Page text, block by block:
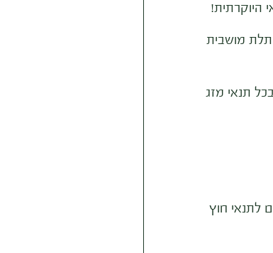
היוקרתית!
מושבית
תנאי מזג
לתנאי חוץ